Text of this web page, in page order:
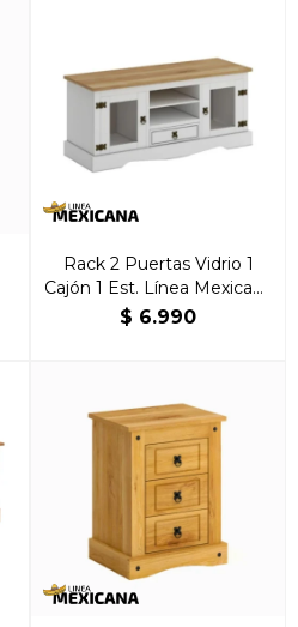
Rack 2 Puertas Vidrio 1
Cajón 1 Est. Línea Mexicana
Blanco
$ 6.990